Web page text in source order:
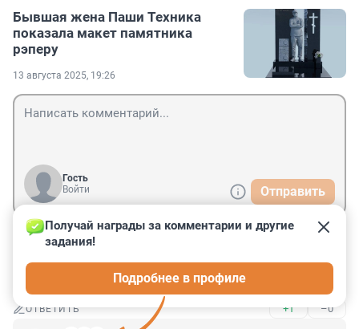
Бывшая жена Паши Техника
показала макет памятника
рэперу
13 августа 2025, 19:26
Гость
Войти
Отправить
Гость
Православненько
ОТВЕТИТЬ +1 –0
Получай награды за комментарии и другие
задания!
Подробнее в профиле